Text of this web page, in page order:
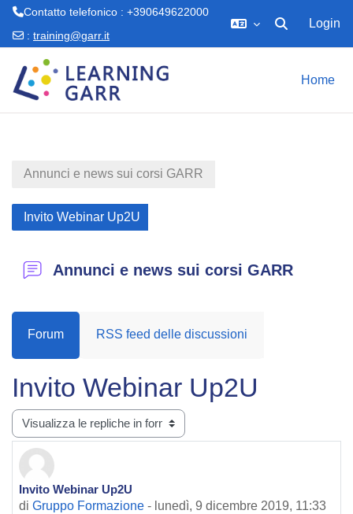
Contatto telefonico : +390649622000
: training@garr.it Attiva/
Login
Home
Annunci e news sui corsi GARR
Invito Webinar Up2U
Annunci e news sui corsi GARR
Forum RSS feed delle discussioni
Invito Webinar Up2U
Modalità visualizzazione
Invito Webinar Up2U
di Gruppo Formazione - lunedì, 9 dicembre 2019, 11:33
Numero di risposte: 0